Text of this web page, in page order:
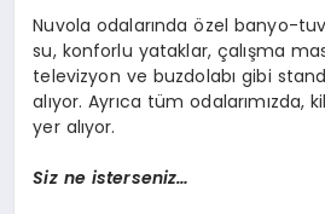
Nuvola odalarında özel banyo-
su, konforlu yataklar, çalışma
televizyon ve buzdolabı gibi
alıyor. Ayrıca tüm odalarımızda,
yer alıyor.
Siz ne isterseniz…